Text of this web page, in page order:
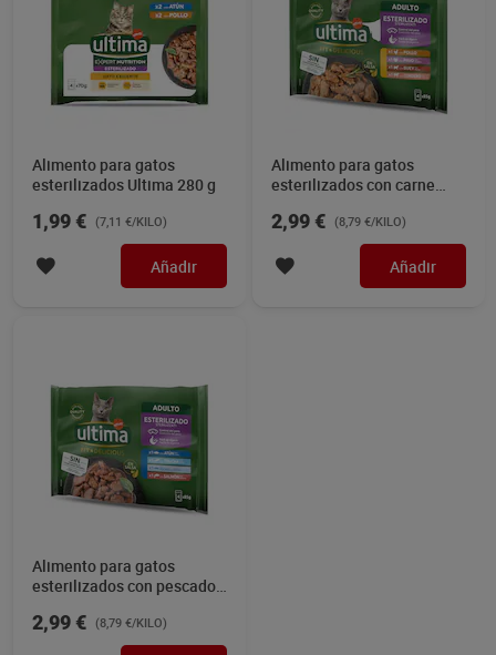
Alimento para gatos
esterilizados Ultima 280 g
1,99 € (7,11 €/KILO)
Añadir
Alimento para gatos
esterilizados con carne
2,99 € (8,79 €/KILO)
Añadir
Alimento para gatos
esterilizados con pescado
2,99 € (8,79 €/KILO)